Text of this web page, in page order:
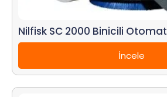
Nilfisk SC 2000 Binicili Otomat
İncele